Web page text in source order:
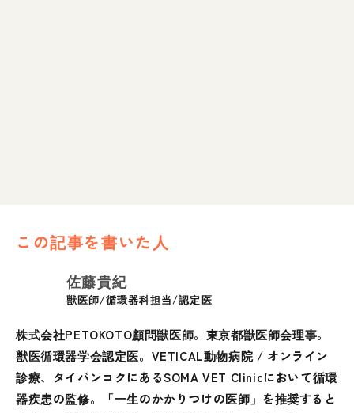
この記事を書いた人
佐藤貴紀
獣医師/循環器科担当/認定医
株式会社PETOKOTO顧問獣医師。東京都獣医師会理事。
獣医循環器学会認定医。VETICAL動物病院 / オンライン
診療、タイバンコクにあるSOMA VET Clinicにおいて循環
器疾患の監修。「一生のかかりつけの医師」を推奨すると